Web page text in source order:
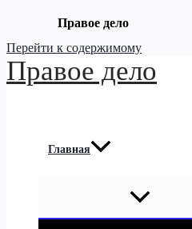
Правое дело
Перейти к содержимому
Правое дело
Главная